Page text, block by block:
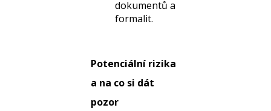
dokumentů a
formalit.
Potenciální rizika
a na co si dát
pozor